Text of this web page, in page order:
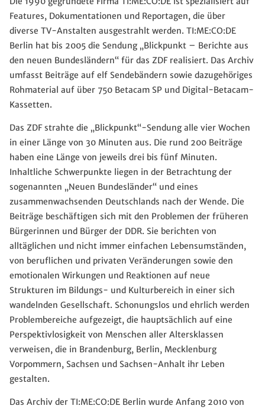
Features, Dokumentationen und Reportagen, die über
diverse TV-Anstalten ausgestrahlt werden. TI:ME:CO:DE
Berlin hat bis 2005 die Sendung „Blickpunkt – Berichte aus
den neuen Bundesländern“ für das ZDF realisiert. Das Archiv
umfasst Beiträge auf elf Sendebändern sowie dazugehöriges
Rohmaterial auf über 750 Betacam SP und Digital-Betacam-
Kassetten.
Das ZDF strahte die „Blickpunkt“-Sendung alle vier Wochen
in einer Länge von 30 Minuten aus. Die rund 200 Beiträge
haben eine Länge von jeweils drei bis fünf Minuten.
Inhaltliche Schwerpunkte liegen in der Betrachtung der
sogenannten „Neuen Bundesländer“ und eines
zusammenwachsenden Deutschlands nach der Wende. Die
Beiträge beschäftigen sich mit den Problemen der früheren
Bürgerinnen und Bürger der DDR. Sie berichten von
alltäglichen und nicht immer einfachen Lebensumständen,
von beruflichen und privaten Veränderungen sowie den
emotionalen Wirkungen und Reaktionen auf neue
Strukturen im Bildungs- und Kulturbereich in einer sich
wandelnden Gesellschaft. Schonungslos und ehrlich werden
Problembereiche aufgezeigt, die hauptsächlich auf eine
Perspektivlosigkeit von Menschen aller Altersklassen
verweisen, die in Brandenburg, Berlin, Mecklenburg
Vorpommern, Sachsen und Sachsen-Anhalt ihr Leben
gestalten.
Das Archiv der TI:ME:CO:DE Berlin wurde Anfang 2010 von